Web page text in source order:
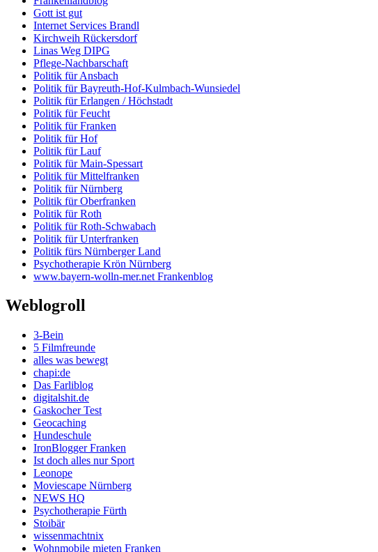
Gott ist gut
Internet Services Brandl
Kirchweih Rückersdorf
Linas Weg DIPG
Pflege-Nachbarschaft
Politik für Ansbach
Politik für Bayreuth-Hof-Kulmbach-Wunsiedel
Politik für Erlangen / Höchstadt
Politik für Feucht
Politik für Franken
Politik für Hof
Politik für Lauf
Politik für Main-Spessart
Politik für Mittelfranken
Politik für Nürnberg
Politik für Oberfranken
Politik für Roth
Politik für Roth-Schwabach
Politik für Unterfranken
Politik fürs Nürnberger Land
Psychotherapie Krön Nürnberg
www.bayern-wolln-mer.net Frankenblog
Weblogroll
3-Bein
5 Filmfreunde
alles was bewegt
chapi:de
Das Farliblog
digitalshit.de
Gaskocher Test
Geocaching
Hundeschule
IronBlogger Franken
Ist doch alles nur Sport
Leonope
Moviescape Nürnberg
NEWS HQ
Psychotherapie Fürth
Stoibär
wissenmachtnix
Wohnmobile mieten Franken